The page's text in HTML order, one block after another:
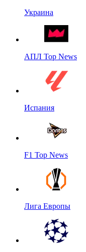
Украина
АПЛ Top News
Испания
F1 Top News
Лига Европы